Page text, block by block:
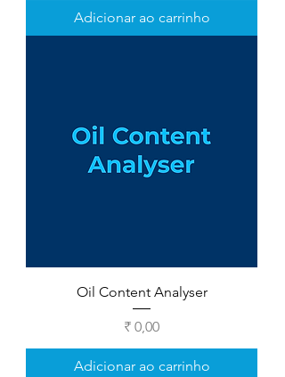
Adicionar ao carrinho
Oil Content Analyser
Preço
₹ 0,00
Adicionar ao carrinho